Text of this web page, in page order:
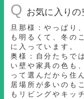
Q お気に入りの
旦那様：やっぱり
も明るくて、冬の
に入っています。
奥様：自分たちで
い壁や家具の色も
って選んだから住
居場所が多いのも
もリビングやキッ